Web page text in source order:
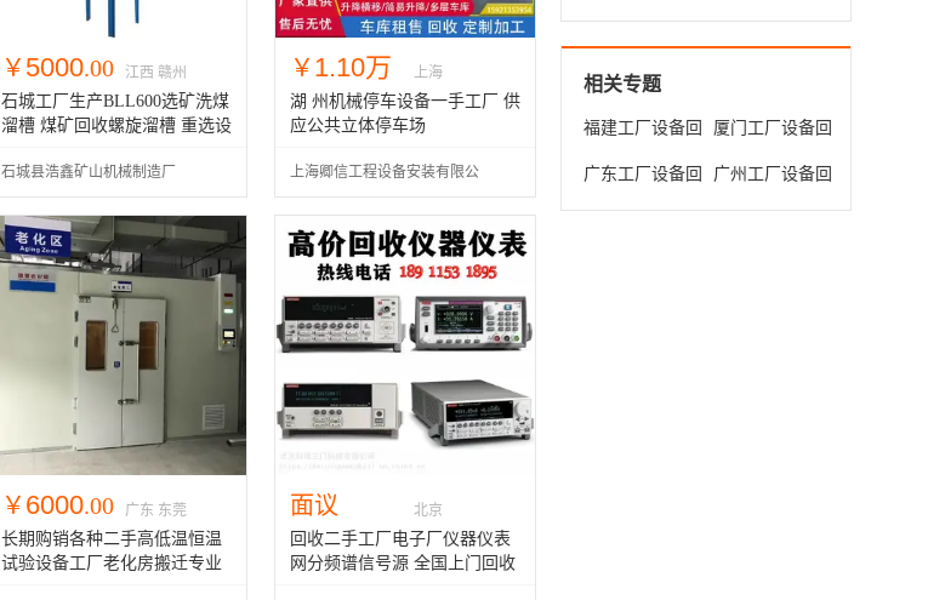
￥ 5000.00 江西 赣州
石城工厂生产BLL600选矿洗煤
溜槽 煤矿回收螺旋溜槽 重选设
石城县浩鑫矿山机械制造厂
￥ 1.10万 上海
湖 州机械停车设备一手工厂 供
应公共立体停车场
上海卿信工程设备安装有限公
司
￥ 6000.00 广东 东莞
长期购销各种二手高低温恒温
试验设备工厂老化房搬迁专业
面议 北京
回收二手工厂电子厂仪器仪表
网分频谱信号源 全国上门回收
压缩打包机 油漆桶压扁专用设备
相关专题
福建工厂设备回
收
厦门工厂设备回
收
广东工厂设备回
收
广州工厂设备回
收